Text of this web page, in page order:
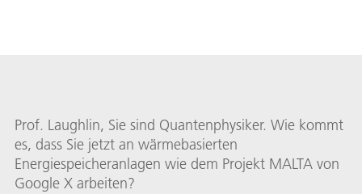
Prof. Laughlin, Sie sind Quantenphysiker. Wie kommt
es, dass Sie jetzt an wärmebasierten
Energiespeicheranlagen wie dem Projekt MALTA von
Google X arbeiten?